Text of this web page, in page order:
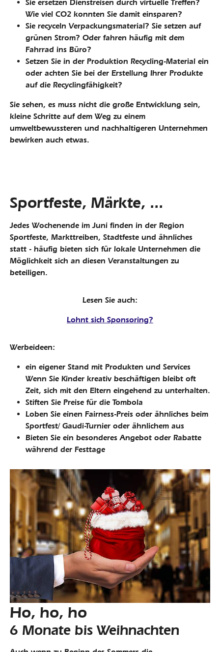
Sie ersetzen Dienstreisen durch virtuelle Treffen?
Wie viel CO2 konnten Sie damit einsparen?
Sie recyceln Verpackungsmaterial? Sie setzen auf
grünen Strom? Oder fahren häufig mit dem
Fahrrad ins Büro?
Setzen Sie in der Produktion Recycling-Material ein
oder achten Sie bei der Erstellung Ihrer Produkte
auf die Recyclingfähigkeit?
Sie sehen, es muss nicht die große Entwicklung sein,
kleine Schritte auf dem Weg zu einem
umweltbewussteren und nachhaltigeren Unternehmen
bewirken auch etwas.
Sportfeste, Märkte, ...
Jedes Wochenende im Juni finden in der Region
Sportfeste, Markttreiben, Stadtfeste und ähnliches
statt - häufig bieten sich für lokale Unternehmen die
Möglichkeit sich an diesen Veranstaltungen zu
beteiligen.
Lesen Sie auch:
Lohnt sich Sponsoring?
Werbeideen:
ein eigener Stand mit Produkten und Services
Wenn Sie Kinder kreativ beschäftigen bleibt oft
Zeit, sich mit den Eltern eingehend zu unterhalten.
Stiften Sie Preise für die Tombola
Loben Sie einen Fairness-Preis oder ähnliches beim
Sportfest/ Gaudi-Turnier oder ähnlichem aus
Bieten Sie ein besonderes Angebot oder Rabatte
während der Festtage
Ho, ho, ho
6 Monate bis Weihnachten